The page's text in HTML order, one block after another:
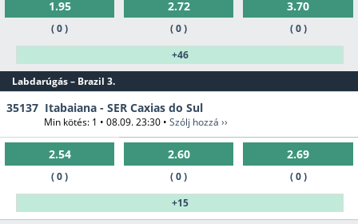
1.95
( 0 )
2.72
( 0 )
3.70
( 0 )
+46
Labdarúgás – Brazil 3.
35137 Itabaiana - SER Caxias do Sul
Min kötés: 1 • 08.09. 23:30 • Szólj hozzá ››
2.54
( 0 )
2.60
( 0 )
2.69
( 0 )
+15